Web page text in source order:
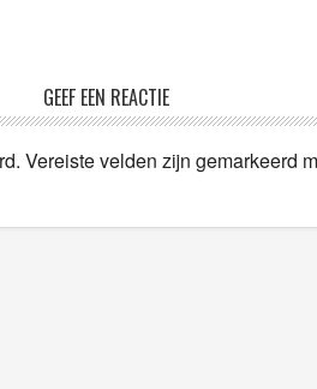
GEEF EEN REACTIE
Vereiste velden zijn gemarkeerd